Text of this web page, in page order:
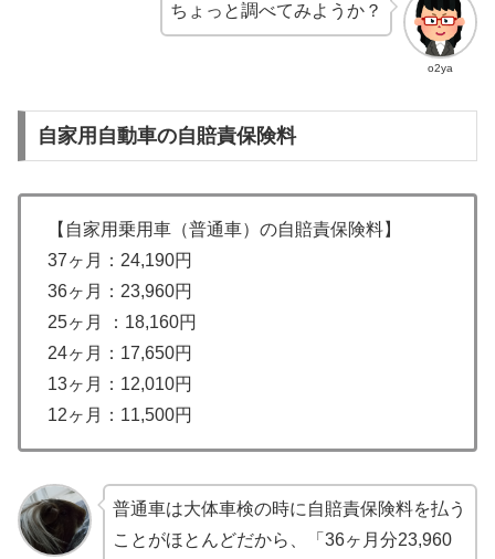
o2ya
ちょっと調べてみようか？
自家用自動車の自賠責保険料
【自家用乗用車（普通車）の自賠責保険料】
37ヶ月：24,190円
36ヶ月：23,960円
25ヶ月 ：18,160円
24ヶ月：17,650円
13ヶ月：12,010円
12ヶ月：11,500円
普通車は大体車検の時に自賠責保険料を払う
ことがほとんどだから、「36ヶ月分23,960